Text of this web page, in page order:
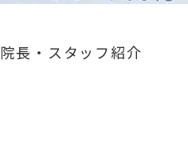
院長・スタッフ紹介